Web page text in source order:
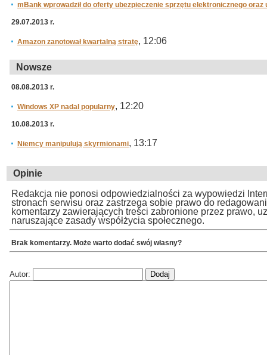
mBank wprowadził do oferty ubezpieczenie sprzętu elektronicznego oraz
29.07.2013 r.
Amazon zanotował kwartalną stratę, 12:06
Nowsze
08.08.2013 r.
Windows XP nadal popularny, 12:20
10.08.2013 r.
Niemcy manipulują skyrmionami, 13:17
Opinie
Redakcja nie ponosi odpowiedzialności za wypowiedzi
stronach serwisu oraz zastrzega sobie prawo do
komentarzy zawierających treści zabronione przez prawo,
naruszające zasady współżycia społecznego.
Brak komentarzy. Może warto dodać swój własny?
Autor: